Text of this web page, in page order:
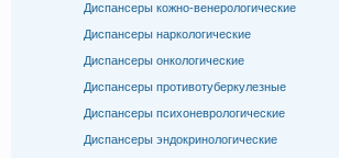
Диспансеры кожно-венерологические
Диспансеры наркологические
Диспансеры онкологические
Диспансеры противотуберкулезные
Диспансеры психоневрологические
Диспансеры эндокринологические